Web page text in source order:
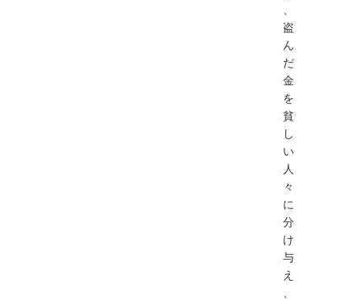
盗
ん
だ
金
を
貧
し
い
人
々
に
分
け
与
え